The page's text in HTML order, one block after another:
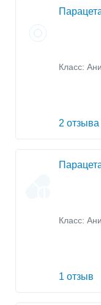
Класс:
2 отзыва
Класс:
1 отзыв